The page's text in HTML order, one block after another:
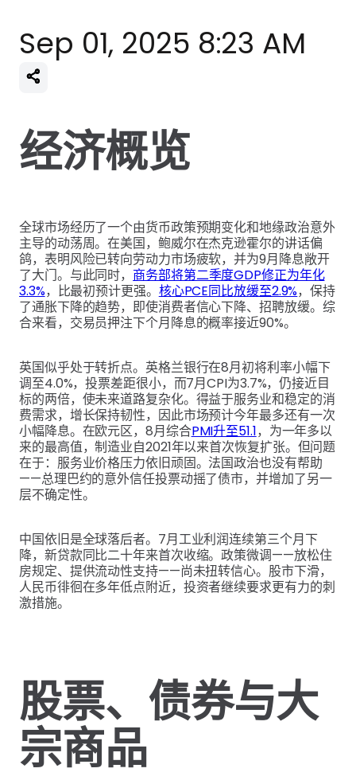
Sep 01, 2025 8:23 AM
经济概览
全球市场经历了一个由货币政策预期变化和地缘政治意外
主导的动荡周。在美国，鲍威尔在杰克逊霍尔的讲话偏
鸽，表明风险已转向劳动力市场疲软，并为9月降息敞开
了大门。与此同时， 商务部将第二季度GDP修正为年化
3.3%，比最初预计更强。 核心PCE同比放缓至2.9%，保持
了通胀下降的趋势，即使消费者信心下降、招聘放缓。综
合来看，交易员押注下个月降息的概率接近90%。
英国似乎处于转折点。英格兰银行在8月初将利率小幅下
调至4.0%，投票差距很小，而7月CPI为3.7%，仍接近目
标的两倍，使未来道路复杂化。得益于服务业和稳定的消
费需求，增长保持韧性，因此市场预计今年最多还有一次
小幅降息。在欧元区，8月综合PMI升至51.1，为一年多以
来的最高值，制造业自2021年以来首次恢复扩张。但问题
在于：服务业价格压力依旧顽固。法国政治也没有帮助
——总理巴约的意外信任投票动摇了债市，并增加了另一
层不确定性。
中国依旧是全球落后者。7月工业利润连续第三个月下
降，新贷款同比二十年来首次收缩。政策微调——放松住
房规定、提供流动性支持——尚未扭转信心。股市下滑，
人民币徘徊在多年低点附近，投资者继续要求更有力的刺
激措施。
股票、债券与大
宗商品